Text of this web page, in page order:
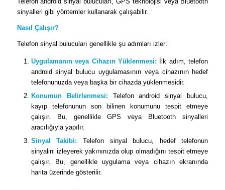
sinyalleri gibi yöntemler kullanarak çalışabilir.
Nasıl Çalışır?
Telefon sinyal bulucuları genellikle şu adımları izler:
Uygulamanın veya Cihazın Yüklenmesi: İlk adım, telefon
android sinyal bulucu uygulamasının veya cihazının hedef
telefonunuzda veya başka bir cihazda yüklenmesidir.
Konumun Belirlenmesi: Telefon android sinyal bulucu,
kayıp telefonunun son bilinen konumunu tespit etmeye
çalışır. Bu, genellikle GPS veya Bluetooth sinyalleri
aracılığıyla yapılır.
Sinyal Takibi: Telefon sinyal bulucu, hedef telefonun
sinyalini izleyerek yakınınızda olup olmadığını tespit etmeye
çalışır. Bu, genellikle uygulama veya cihazın ekranında
harita üzerinde gösterilir.